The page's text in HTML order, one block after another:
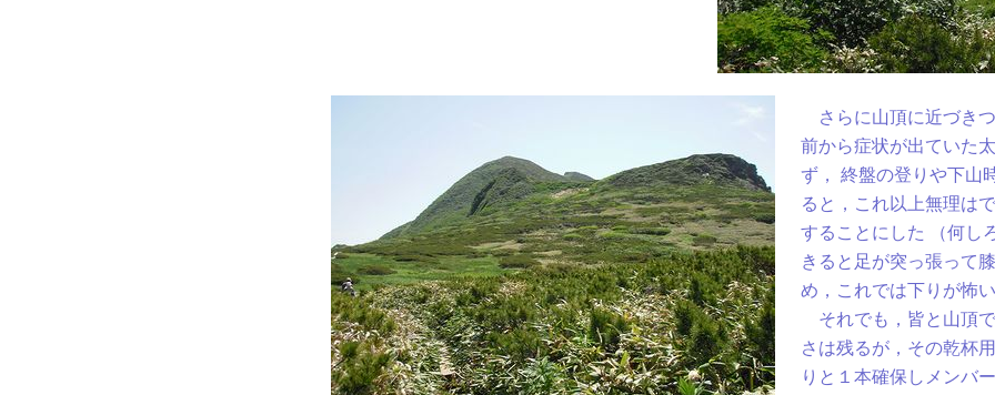
さらに山頂に近づき
前から症状が出ていた
ず， 終盤の登りや下山
ると，これ以上無理は
することにした （何し
きると足が突っ張って
め，これでは下りが怖
それでも，皆と山頂
さは残るが，その乾杯
りと１本確保しメンバ